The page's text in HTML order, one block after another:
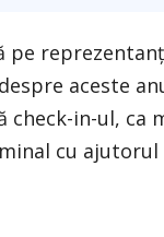
pe
aceste
check-in-ul, ca
cu